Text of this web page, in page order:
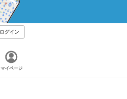
ログイン
マイページ